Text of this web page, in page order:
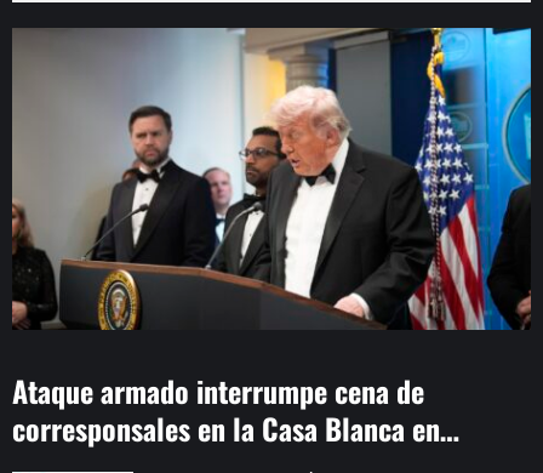
Ataque armado interrumpe cena de
corresponsales en la Casa Blanca en